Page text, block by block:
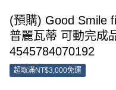
(預購) Good Smile
普麗瓦蒂 可動完成
4545784070192
超取滿NT$3,000免運